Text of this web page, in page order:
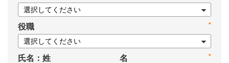
*
役職
氏名：姓 *
名